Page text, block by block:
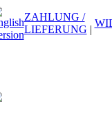
ZAHLUNG /
LIEFERUNG |